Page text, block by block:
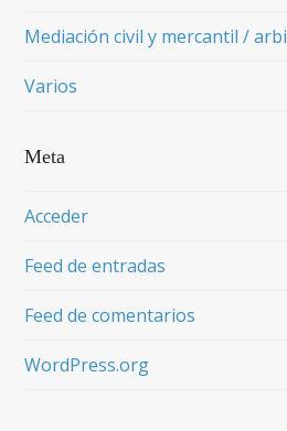
Mediación civil y mercantil /
Varios
Meta
Acceder
Feed de entradas
Feed de comentarios
WordPress.org